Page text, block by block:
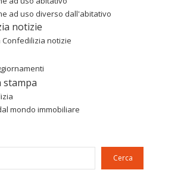
ad uso diverso dall'abitativo
notizie
Confedilizia notizie
stampa
mondo immobiliare
Cerca